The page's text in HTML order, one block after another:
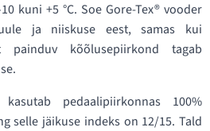
kuni +5 °C. Soe Gore-Tex® vooder
ja niiskuse eest, samas kui
painduv kõõlusepiirkond tagab
pedaalipiirkonnas 100%
selle jäikuse indeks on 12/15. Tald